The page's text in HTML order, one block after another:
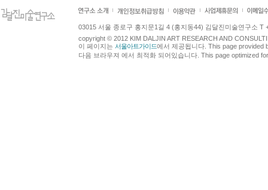
03015 서울 종로구 홍지문1길 4 (홍지동44) 김달진미술연구소 T
copyright © 2012 KIM DALJIN ART RESEARCH AND
이 페이지는 서울아트가이드에서 제공됩니다. This page provided
다음 브라우져 에서 최적화 되어있습니다. This page optimized